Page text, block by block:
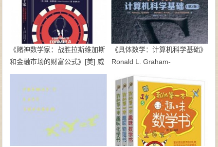
《赌神数学家：战胜拉斯维加斯
和金融市场的财富公式》[美] 威
廉·庞德斯通 -epub+mobi+pdf
《具体数学：计算机科学基础》
Ronald L. Graham-